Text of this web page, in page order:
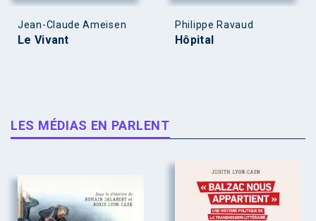
Jean-Claude Ameisen
Le Vivant
Philippe Ravaud
Hôpital
LES MÉDIAS EN PARLENT